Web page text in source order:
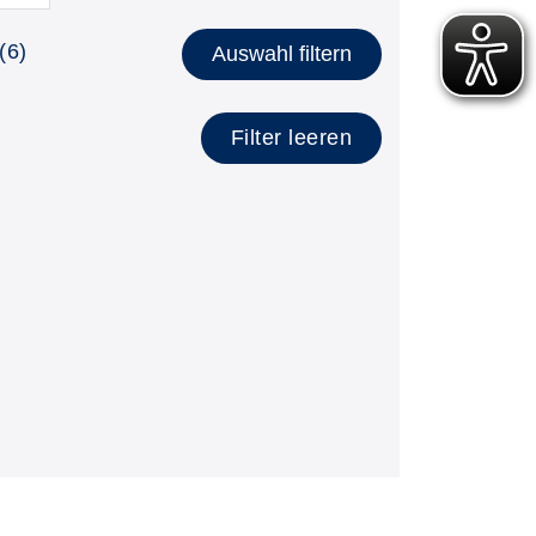
anzeigen
(6) Auswahl filtern
Filter leeren